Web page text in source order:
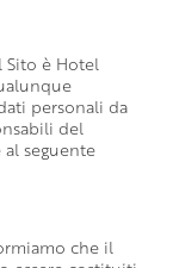
Sito è Hotel
personali da
del
seguente
che il